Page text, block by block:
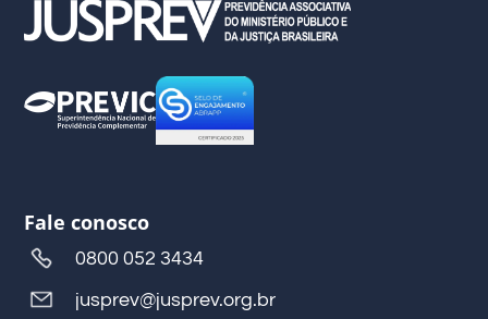
Fale conosco
0800 052 3434
jusprev@jusprev.org.br